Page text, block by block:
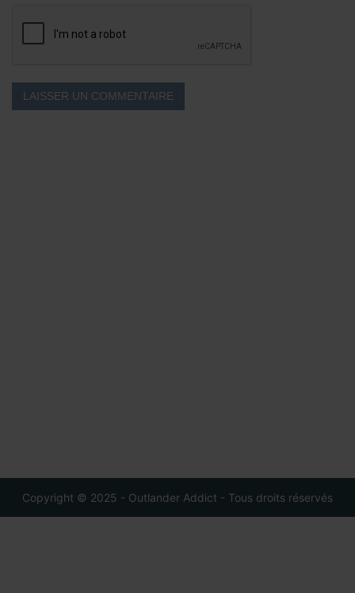
Copyright © 2025 - Outlander Addict - Tous droits réservés